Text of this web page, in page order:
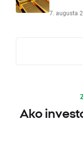
7. augusta
Ako